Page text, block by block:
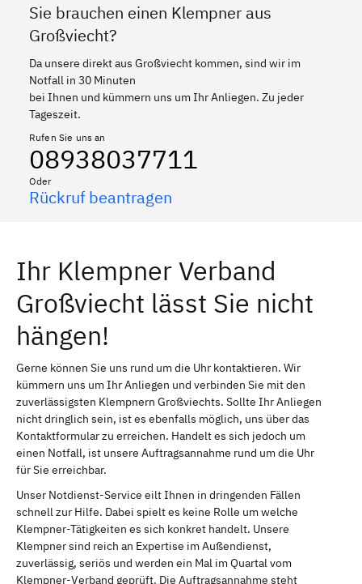
Sie brauchen einen Klempner aus
Großviecht?
Da unsere direkt aus Großviecht kommen, sind wir im
Notfall in 30 Minuten
bei Ihnen und kümmern uns um Ihr Anliegen. Zu jeder
Tageszeit.
Rufen Sie uns an
08938037711
Oder
Rückruf beantragen
Ihr Klempner Verband
Großviecht lässt Sie nicht
hängen!
Gerne können Sie uns rund um die Uhr kontaktieren. Wir
kümmern uns um Ihr Anliegen und verbinden Sie mit den
zuverlässigsten Klempnern Großviechts. Sollte Ihr Anliegen
nicht dringlich sein, ist es ebenfalls möglich, uns über das
Kontaktformular zu erreichen. Handelt es sich jedoch um
einen Notfall, ist unsere Auftragsannahme rund um die Uhr
für Sie erreichbar.
Unser Notdienst-Service eilt Ihnen in dringenden Fällen
schnell zur Hilfe. Dabei spielt es keine Rolle um welche
Klempner-Tätigkeiten es sich konkret handelt. Unsere
Klempner sind reich an Expertise im Außendienst,
zuverlässig, seriös und werden ein Mal im Quartal vom
Klempner-Verband geprüft. Die Auftragsannahme steht